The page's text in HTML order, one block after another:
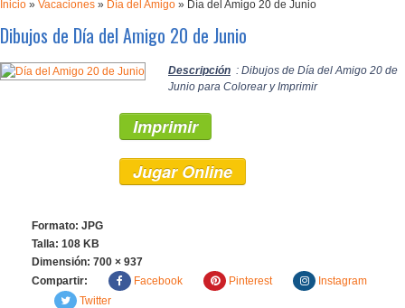
Inicio » Vacaciones » Día del Amigo » Día del Amigo 20 de Junio
Dibujos de Día del Amigo 20 de Junio
Descripción : Dibujos de Día del Amigo 20 de
Junio para Colorear y Imprimir
Imprimir
Jugar Online
Formato: JPG
Talla: 108 KB
Dimensión: 700 × 937
Compartir:
Facebook Pinterest
Instagram
Twitter